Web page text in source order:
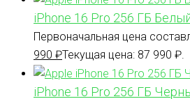
iPhone 16 Pro 256 ГБ
Первоначальная цена
990 ₽Текущая цена: 87 990 ₽.
iPhone 16 Pro 256 ГБ